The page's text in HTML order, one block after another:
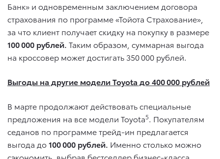
Банк» и одновременным заключением договора
страхования по программе «Тойота Страхование»,
за что клиент получает скидку на покупку в размере
100 000 рублей. Таким образом, суммарная выгода
на кроссовер может достигать 350 000 рублей.
Выгоды на другие модели Toyota до 400 000 рублей
В марте продолжают действовать специальные
предложения на все модели Toyota5. Покупателям
седанов по программе трейд-ин предлагается
выгода до100 000 рублей. Именно столько можно